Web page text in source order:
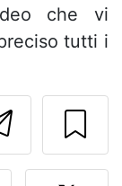
che vi
tutti i
Invia
la